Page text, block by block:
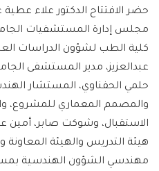
حضر الافتتاح الدكتور علاء
مجلس إدارة المستشفيات
كلية الطب لشؤون الدراسات
عبدالعزيز، مدير المستشفى
حلمي الحفناوي، المستشار
والمصمم المعماري للمشروع،
الاستقبال، وشوكت صابر، أمين
هيئة التدريس والهيئة المعاونة
مهندسي الشؤون الهندسية